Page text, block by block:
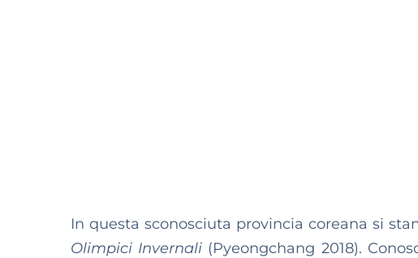
In questa sconosciuta provincia coreana si
Olimpici Invernali (Pyeongchang 2018).